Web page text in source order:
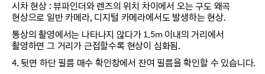
시차 현상 : 뷰파인더와 렌즈의 위치 차이에서 오는 구도 왜곡
현상으로 일반 카메라, 디지털 카메라에서도 발생하는 현상.
통상의 촬영에서는 나타나지 않다가 1.5m 이내의 거리에서
촬영하면 그 거리가 근접할수록 현상이 심화됨.
4. 뒷면 하단 필름 매수 확인창에서 잔여 필름을 확인할 수 있습니다.